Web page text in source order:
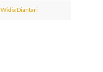
Widia Diantari